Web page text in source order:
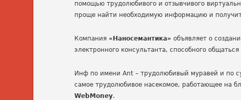
помощью трудолюбивого и отзывчивого
проще найти необходимую информацию и
Компания «Наносемантика» объявляет о
электронного консультанта, способного
Инф по имени Ant – трудолюбивый муравей и по
самое трудолюбивое насекомое, работающее на
WebMoney.